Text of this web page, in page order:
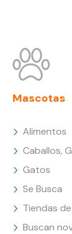
Mascotas
Alimentos
Caballos,
Gatos
Se Busca
Tiendas
Buscan